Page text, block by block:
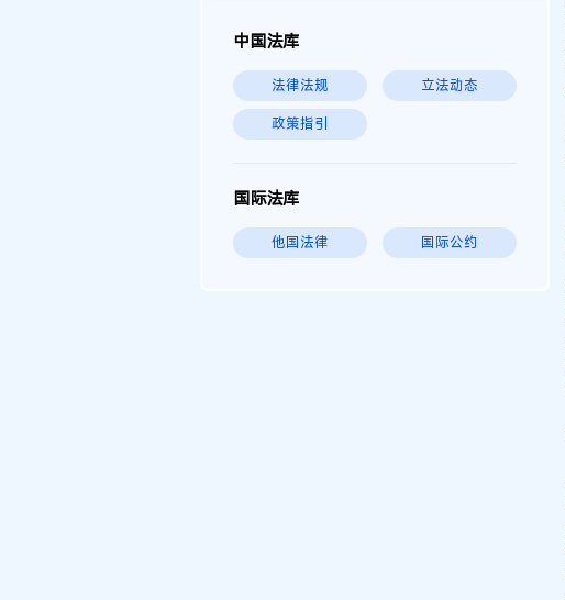
中国法库
法律法规 立法动态
政策指引
国际法库
他国法律 国际公约